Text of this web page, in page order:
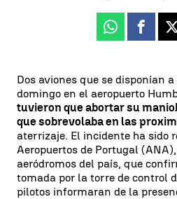
Whatsapp
Dos aviones que se disponían
domingo en el aeropuerto
tuvieron que abortar su
que sobrevolaba en las
aterrizaje. El incidente ha sido
Aeropuertos de Portugal
aeródromos del país, que
tomada por la torre de control
pilotos informaran de la